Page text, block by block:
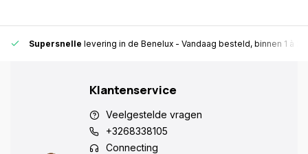
Supersnelle levering in de Benelux - Vandaag besteld, binnen 1 à 2
Klantenservice
Veelgestelde vragen
+3268338105
Connecting